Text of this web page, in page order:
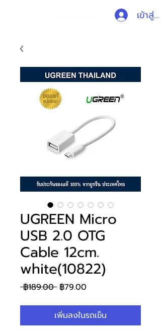
เข้าสู่ร
UGREEN Micro
USB 2.0 OTG
Cable 12cm.
white(10822)
฿189.00 ราคา
฿79.00
ลด
เพิ่มลงในรถเข็น